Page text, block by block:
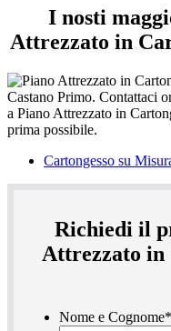
I nosti
Attrezzato in
Cartongesso su
Richiedi il
Attrezzato in
Nome e Cognome*